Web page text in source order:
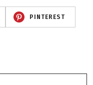
PINTEREST